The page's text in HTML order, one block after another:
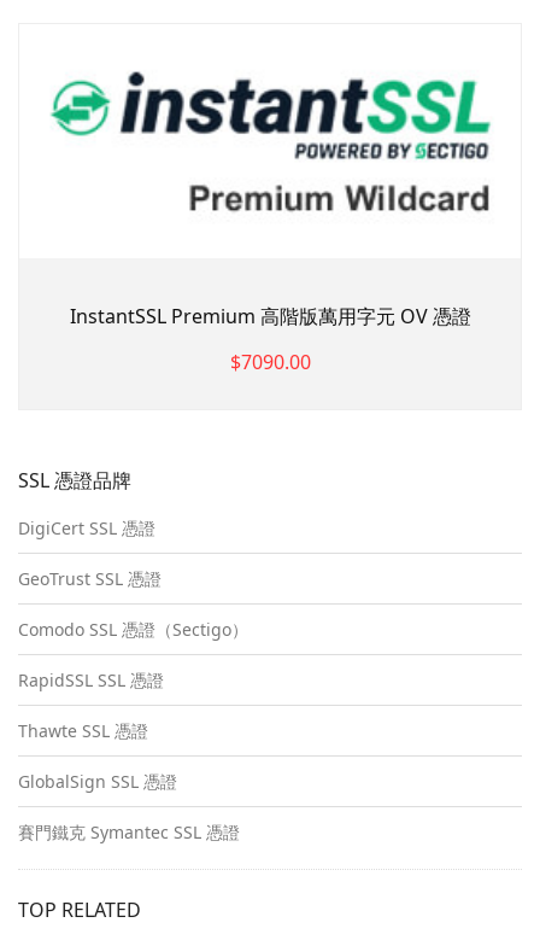
InstantSSL Premium 高階版萬用字元 OV 憑證
$7090.00
SSL 憑證品牌
DigiCert SSL 憑證
GeoTrust SSL 憑證
Comodo SSL 憑證（Sectigo）
RapidSSL SSL 憑證
Thawte SSL 憑證
GlobalSign SSL 憑證
賽門鐵克 Symantec SSL 憑證
TOP RELATED